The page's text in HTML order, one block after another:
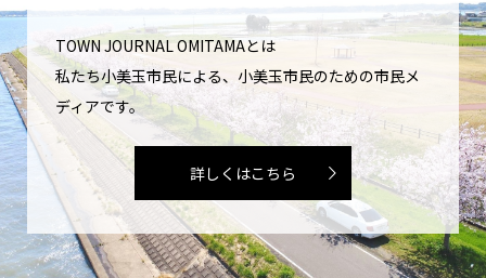
TOWN JOURNAL OMITAMAとは
私たち小美玉市民による、小美玉市民のための市民メ
ディアです。
詳しくはこちら